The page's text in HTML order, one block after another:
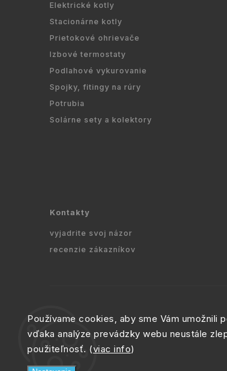
Používame cookies, aby sme Vám umožnili
vďaka analýze prevádzky webu neustále
použiteľnosť. (viac info)
Elektrické kotly
Stacionárne kotly
Prietokové ohrievače
Izbové termostaty
Podlahové vykurovanie
Spojky, fitingy na rúry
Potrubia
Solárne sety a kolektory
Kontakty
vyjadrite svoj názor
recenzie zákazníkov